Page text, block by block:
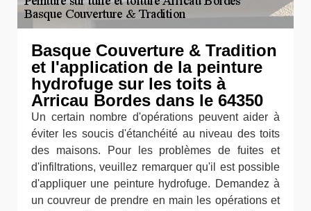
Basque Couverture & Tradition
et l'application de la peinture
hydrofuge sur les toits à
Arricau Bordes dans le 64350
Un certain nombre d'opérations peuvent aider à
éviter les soucis d'étanchéité au niveau des toits
des maisons. Pour les problèmes de fuites et
d'infiltrations, veuillez remarquer qu'il est possible
d'appliquer une peinture hydrofuge. Demandez à
un couvreur de prendre en main les opérations et